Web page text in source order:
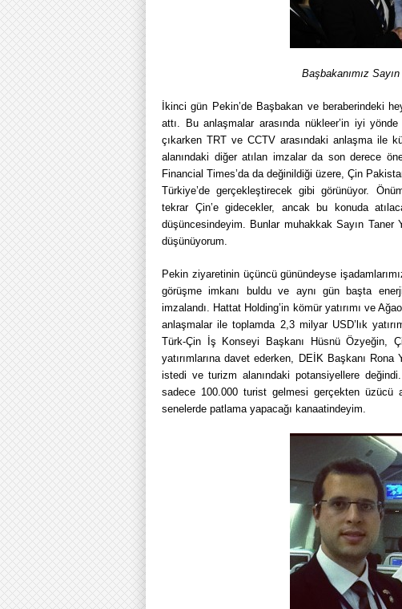
Başbakanımız
İkinci gün Pekin’de Başbakan ve beraberindeki
attı. Bu anlaşmalar arasında nükleer’in iyi
çıkarken TRT ve CCTV arasındaki anlaşma ile
alanındaki diğer atılan imzalar da son derece
Financial Times’da da değinildiği üzere, Çin
Türkiye’de gerçekleştirecek gibi görünüyor.
tekrar Çin’e gidecekler, ancak bu konuda
düşüncesindeyim. Bunlar muhakkak Sayın Taner
düşünüyorum.
Pekin ziyaretinin üçüncü günündeyse
görüşme imkanı buldu ve aynı gün başta
imzalandı. Hattat Holding’in kömür yatırımı ve
anlaşmalar ile toplamda 2,3 milyar USD’lık
Türk-Çin İş Konseyi Başkanı Hüsnü Özyeğin,
yatırımlarına davet ederken, DEİK Başkanı Rona
istedi ve turizm alanındaki potansiyellere
sadece 100.000 turist gelmesi gerçekten üzücü
senelerde patlama yapacağı kanaatindeyim.